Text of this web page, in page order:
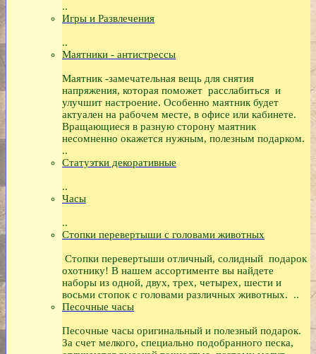
..
Игры и Развлечения
..
Маятники - антистрессы
Маятник -замечательная вещь для снятия
напряжения, которая поможет расслабиться и
улучшит настроение. Особенно маятник будет
актуален на рабочем месте, в офисе или кабинете.
Вращающиеся в разную сторону маятник
несомненно окажется нужным, полезным подарком.
..
Статуэтки декоративные
..
Часы
..
Стопки перевертыши с головами животных
Стопки перевертыши отличный, солидный подарок
охотнику! В нашем ассортименте вы найдете
наборы из одной, двух, трех, четырех, шести и
восьми стопок с головами различных животных. ..
Песочные часы
Песочные часы оригинальный и полезный подарок.
За счет мелкого, специально подобранного песка,